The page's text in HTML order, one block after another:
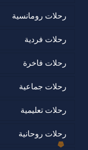
رحلات رومانسية
رحلات فردية
رحلات فاخرة
رحلات جماعية
رحلات تعليمية
رحلات روحانية